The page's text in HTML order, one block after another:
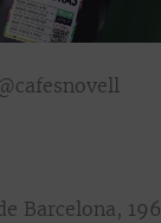
Barcelona, 196